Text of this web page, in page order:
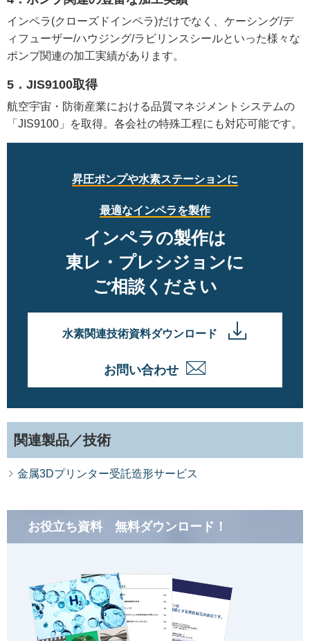
インペラ(クローズドインペラ)だけでなく、ケーシング/デ
ィフューザー/ハウジング/ラビリンスシールといった様々な
ポンプ関連の加工実績があります。
5．JIS9100取得
航空宇宙・防衛産業における品質マネジメントシステムの
「JIS9100」を取得。各会社の特殊工程にも対応可能です。
昇圧ポンプや水素ステーションに
最適なインペラを製作
インペラの製作は
東レ・プレシジョンに
ご相談ください
水素関連技術資料ダウンロード
お問い合わせ
関連製品／技術
金属3Dプリンター受託造形サービス
お役立ち資料 無料ダウンロード！